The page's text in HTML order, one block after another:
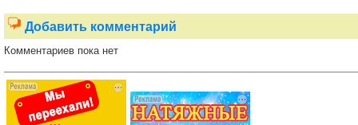
Добавить комментарий
Комментариев пока нет